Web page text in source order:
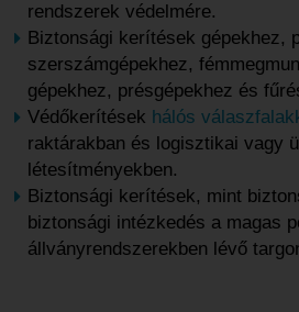
rendszerek védelmére.
Biztonsági kerítések gépekhez,
szerszámgépekhez,
gépekhez, présgépekhez és
Védőkerítések hálós
raktárakban és logisztikai vagy
létesítményekben.
Biztonsági kerítések, mint
biztonsági intézkedés a magas
állványrendszerekben lévő